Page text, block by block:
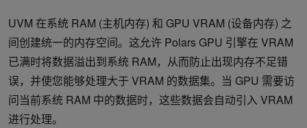
UVM 在系统 RAM (主机内存) 和 GPU VRAM (设备内存) 之
间创建统一的内存空间。这允许 Polars GPU 引擎在 VRAM
已满时将数据溢出到系统 RAM，从而防止出现内存不足错
误，并使您能够处理大于 VRAM 的数据集。当 GPU 需要访
问当前系统 RAM 中的数据时，这些数据会自动引入 VRAM
进行处理。